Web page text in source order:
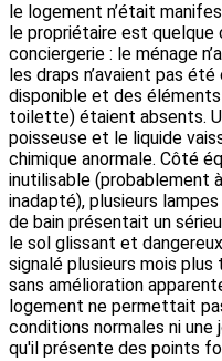
le logement n’était
le propriétaire est
conciergerie : le ménage
les draps n’avaient pas
disponible et des
toilette) étaient absents.
poisseuse et le liquide
chimique anormale. Côté
inutilisable (probablement
inadapté), plusieurs
de bain présentait un
le sol glissant et
signalé plusieurs mois
sans amélioration
logement ne permettait
conditions normales ni une
qu'il présente des points